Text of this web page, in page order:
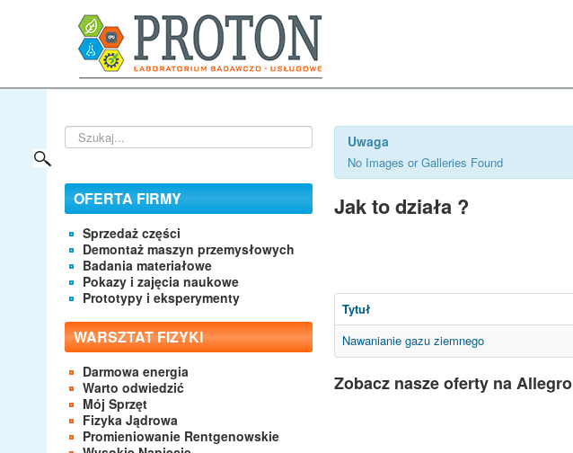
Szukaj...
OFERTA FIRMY
Sprzedaż części
Demontaż maszyn przemysłowych
Badania materiałowe
Pokazy i zajęcia naukowe
Prototypy i eksperymenty
WARSZTAT FIZYKI
Darmowa energia
Warto odwiedzić
Mój Sprzęt
Fizyka Jądrowa
Promieniowanie Rentgenowskie
Uwaga
No Images or Galleries Found
Jak to działa ?
Tytuł
Nawanianie gazu ziemnego
Zobacz nasze oferty na Allegro